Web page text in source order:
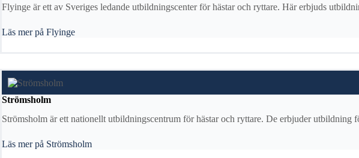
Flyinge är ett av Sveriges ledande utbildningscenter för hästar och ryttare. Här erbjuds
Läs mer på Flyinge
Strömsholm
Strömsholm är ett nationellt utbildningscentrum för hästar och ryttare. De erbjuder
Läs mer på Strömsholm